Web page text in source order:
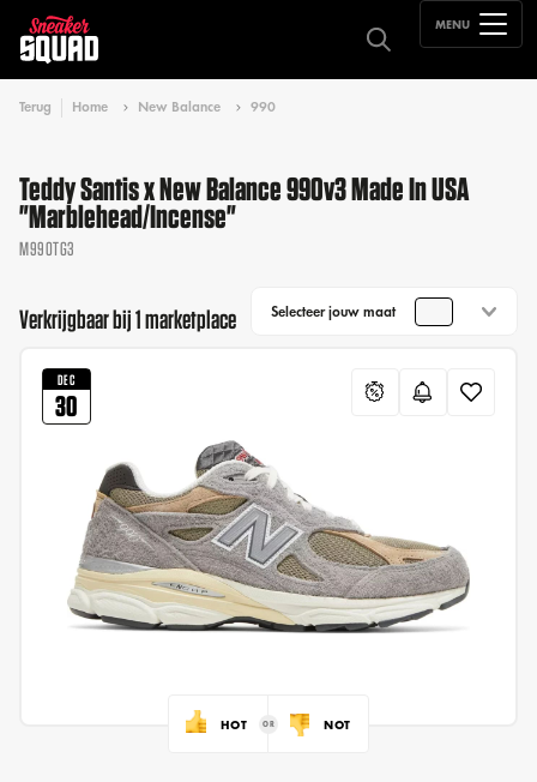
MENU
Terug Home New Balance 990
Teddy Santis x New Balance 990v3 Made In USA
"Marblehead/Incense"
M990TG3
Verkrijgbaar bij 1 marketplace Selecteer jouw maat
DEC
30
HOT NOT